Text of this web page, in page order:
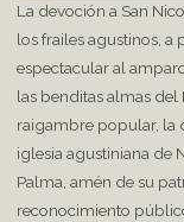
La devoción a San
los frailes agustinos, a
espectacular al
las benditas almas del
raigambre popular, la
iglesia agustiniana de
Palma, amén de su
reconocimiento